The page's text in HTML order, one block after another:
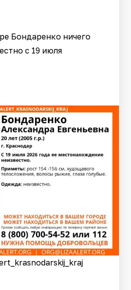
Бондаренко ничего
с 19 июля